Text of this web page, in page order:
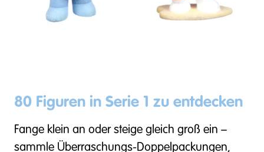
80 Figuren in Serie 1 zu entdecken
Fange klein an oder steige gleich groß ein –
sammle Überraschungs-Doppelpackungen,